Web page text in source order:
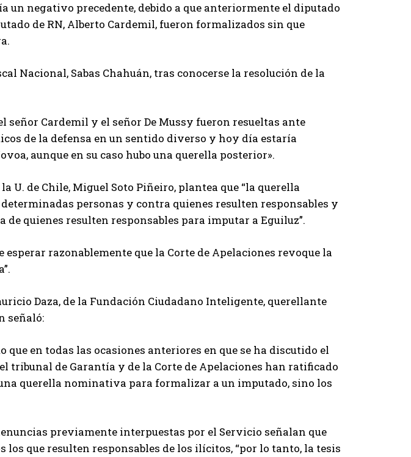
un negativo precedente, debido a que anteriormente el diputado
de RN, Alberto Cardemil, fueron formalizados sin que
Nacional, Sabas Chahuán, tras conocerse la resolución de la
señor Cardemil y el señor De Mussy fueron resueltas ante
de la defensa en un sentido diverso y hoy día estaría
aunque en su caso hubo una querella posterior».
U. de Chile, Miguel Soto Piñeiro, plantea que “la querella
personas y contra quienes resulten responsables y
de quienes resulten responsables para imputar a Eguiluz”.
esperar razonablemente que la Corte de Apelaciones revoque la
Daza, de la Fundación Ciudadano Inteligente, querellante
señaló:
que en todas las ocasiones anteriores en que se ha discutido el
tribunal de Garantía y de la Corte de Apelaciones han ratificado
querella nominativa para formalizar a un imputado, sino los
previamente interpuestas por el Servicio señalan que
que resulten responsables de los ilícitos, “por lo tanto, la tesis